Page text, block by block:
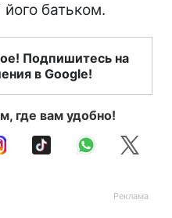
його батьком.
Подпишитесь на
в Google!
где вам удобно!